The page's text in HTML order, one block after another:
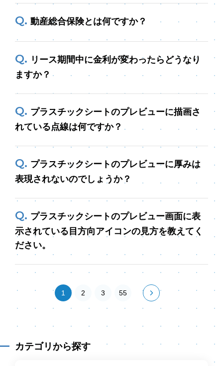
動産総合保険とは何ですか？
リース期間中に金利が変わったらどうなり
ますか？
プラスチックシートのプレビューに描画さ
れている点線は何ですか？
プラスチックシートのプレビューに厚みは
表現されないのでしょうか？
プラスチックシートのプレビュー画面に表
示されている目方向アイコンの見方を教えてく
ださい。
1 2 3 55
カテゴリから探す